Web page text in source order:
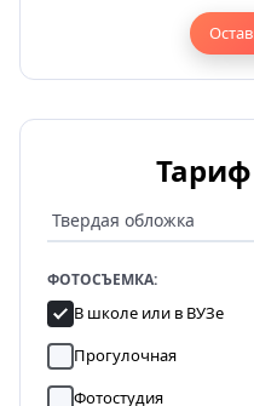
ФОТОСЪЕМКА:
В школе или в ВУЗе
Прогулочная
Фотостудия